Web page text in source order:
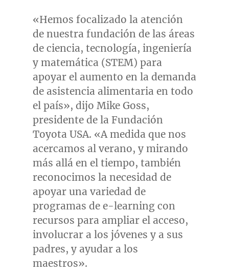
«Hemos focalizado la atención
de nuestra fundación de las áreas
de ciencia, tecnología, ingeniería
y matemática (STEM) para
apoyar el aumento en la demanda
de asistencia alimentaria en todo
el país», dijo Mike Goss,
presidente de la Fundación
Toyota USA. «A medida que nos
acercamos al verano, y mirando
más allá en el tiempo, también
reconocimos la necesidad de
apoyar una variedad de
programas de e-learning con
recursos para ampliar el acceso,
involucrar a los jóvenes y a sus
padres, y ayudar a los
maestros».